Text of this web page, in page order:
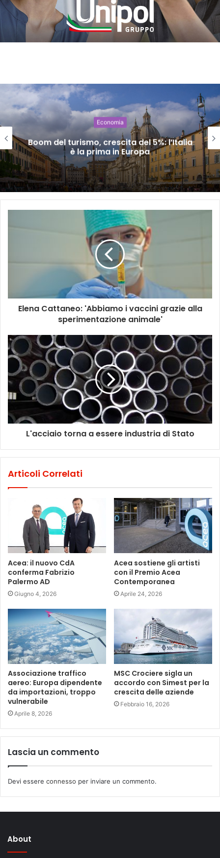
Economia
Boom del turismo, crescita del 5%: l’Italia
è la prima in Europa
Elena Cattaneo: 'Abbiamo i vaccini grazie alla
sperimentazione animale'
L'acciaio torna a essere industria di Stato
Articoli Correlati
Acea: il nuovo CdA
conferma Fabrizio
Palermo AD
Giugno 4, 2026
Acea sostiene gli artisti
con il Premio Acea
Contemporanea
Aprile 24, 2026
Associazione traffico
aereo: Europa dipendente
da importazioni, troppo
vulnerabile
Aprile 8, 2026
MSC Crociere sigla un
accordo con Simest per la
crescita delle aziende
Febbraio 16, 2026
Lascia un commento
Devi essere connesso per inviare un commento.
About